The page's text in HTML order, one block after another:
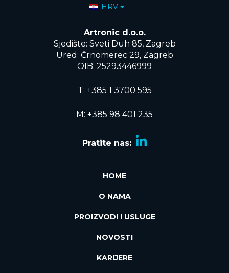
Odaberite svoj jezik
HRV
Artronic d.o.o.
Sjedište: Sveti Duh 85, Zagreb
Ured: Črnomerec 29, Zagreb
OIB: 25293446999
T: +385 1 3700 595
M: +385 98 401 235
Pratite nas:
HOME
O NAMA
PROIZVODI I USLUGE
NOVOSTI
KARIJERE